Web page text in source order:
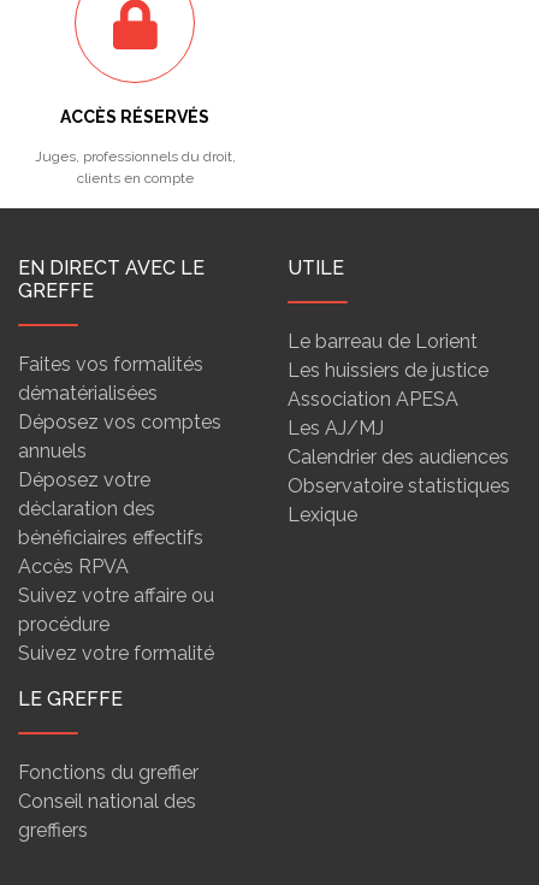
ACCÈS RÉSERVÉS
Juges, professionnels du droit,
clients en compte
EN DIRECT AVEC LE
GREFFE
Faites vos formalités
dématérialisées
Déposez vos comptes
annuels
Déposez votre
déclaration des
bénéficiaires effectifs
Accès RPVA
Suivez votre affaire ou
procédure
Suivez votre formalité
UTILE
Le barreau de Lorient
Les huissiers de justice
Association APESA
Les AJ/MJ
Calendrier des audiences
Observatoire statistiques
Lexique
LE GREFFE
Fonctions du greffier
Conseil national des
greffiers